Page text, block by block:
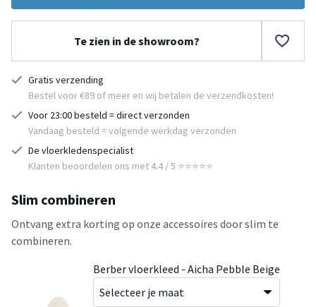
Te zien in de showroom?
Gratis verzending
Bestel voor €89 of meer en wij betalen de verzendkosten!
Voor 23:00 besteld = direct verzonden
Vandaag besteld = volgende werkdag verzonden
De vloerkledenspecialist
Klanten beoordelen ons met 4.4 / 5 ⭐⭐⭐⭐⭐
Slim combineren
Ontvang extra korting op onze accessoires door slim te
combineren.
Berber vloerkleed - Aicha Pebble Beige